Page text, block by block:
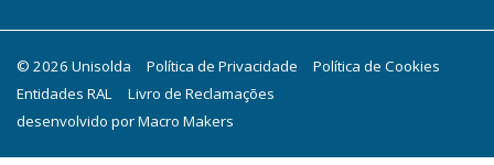
© 2026 Unisolda Política de Privacidade
Política de Cookies
Entidades RAL
Livro de Reclamações
desenvolvido porMacro Makers